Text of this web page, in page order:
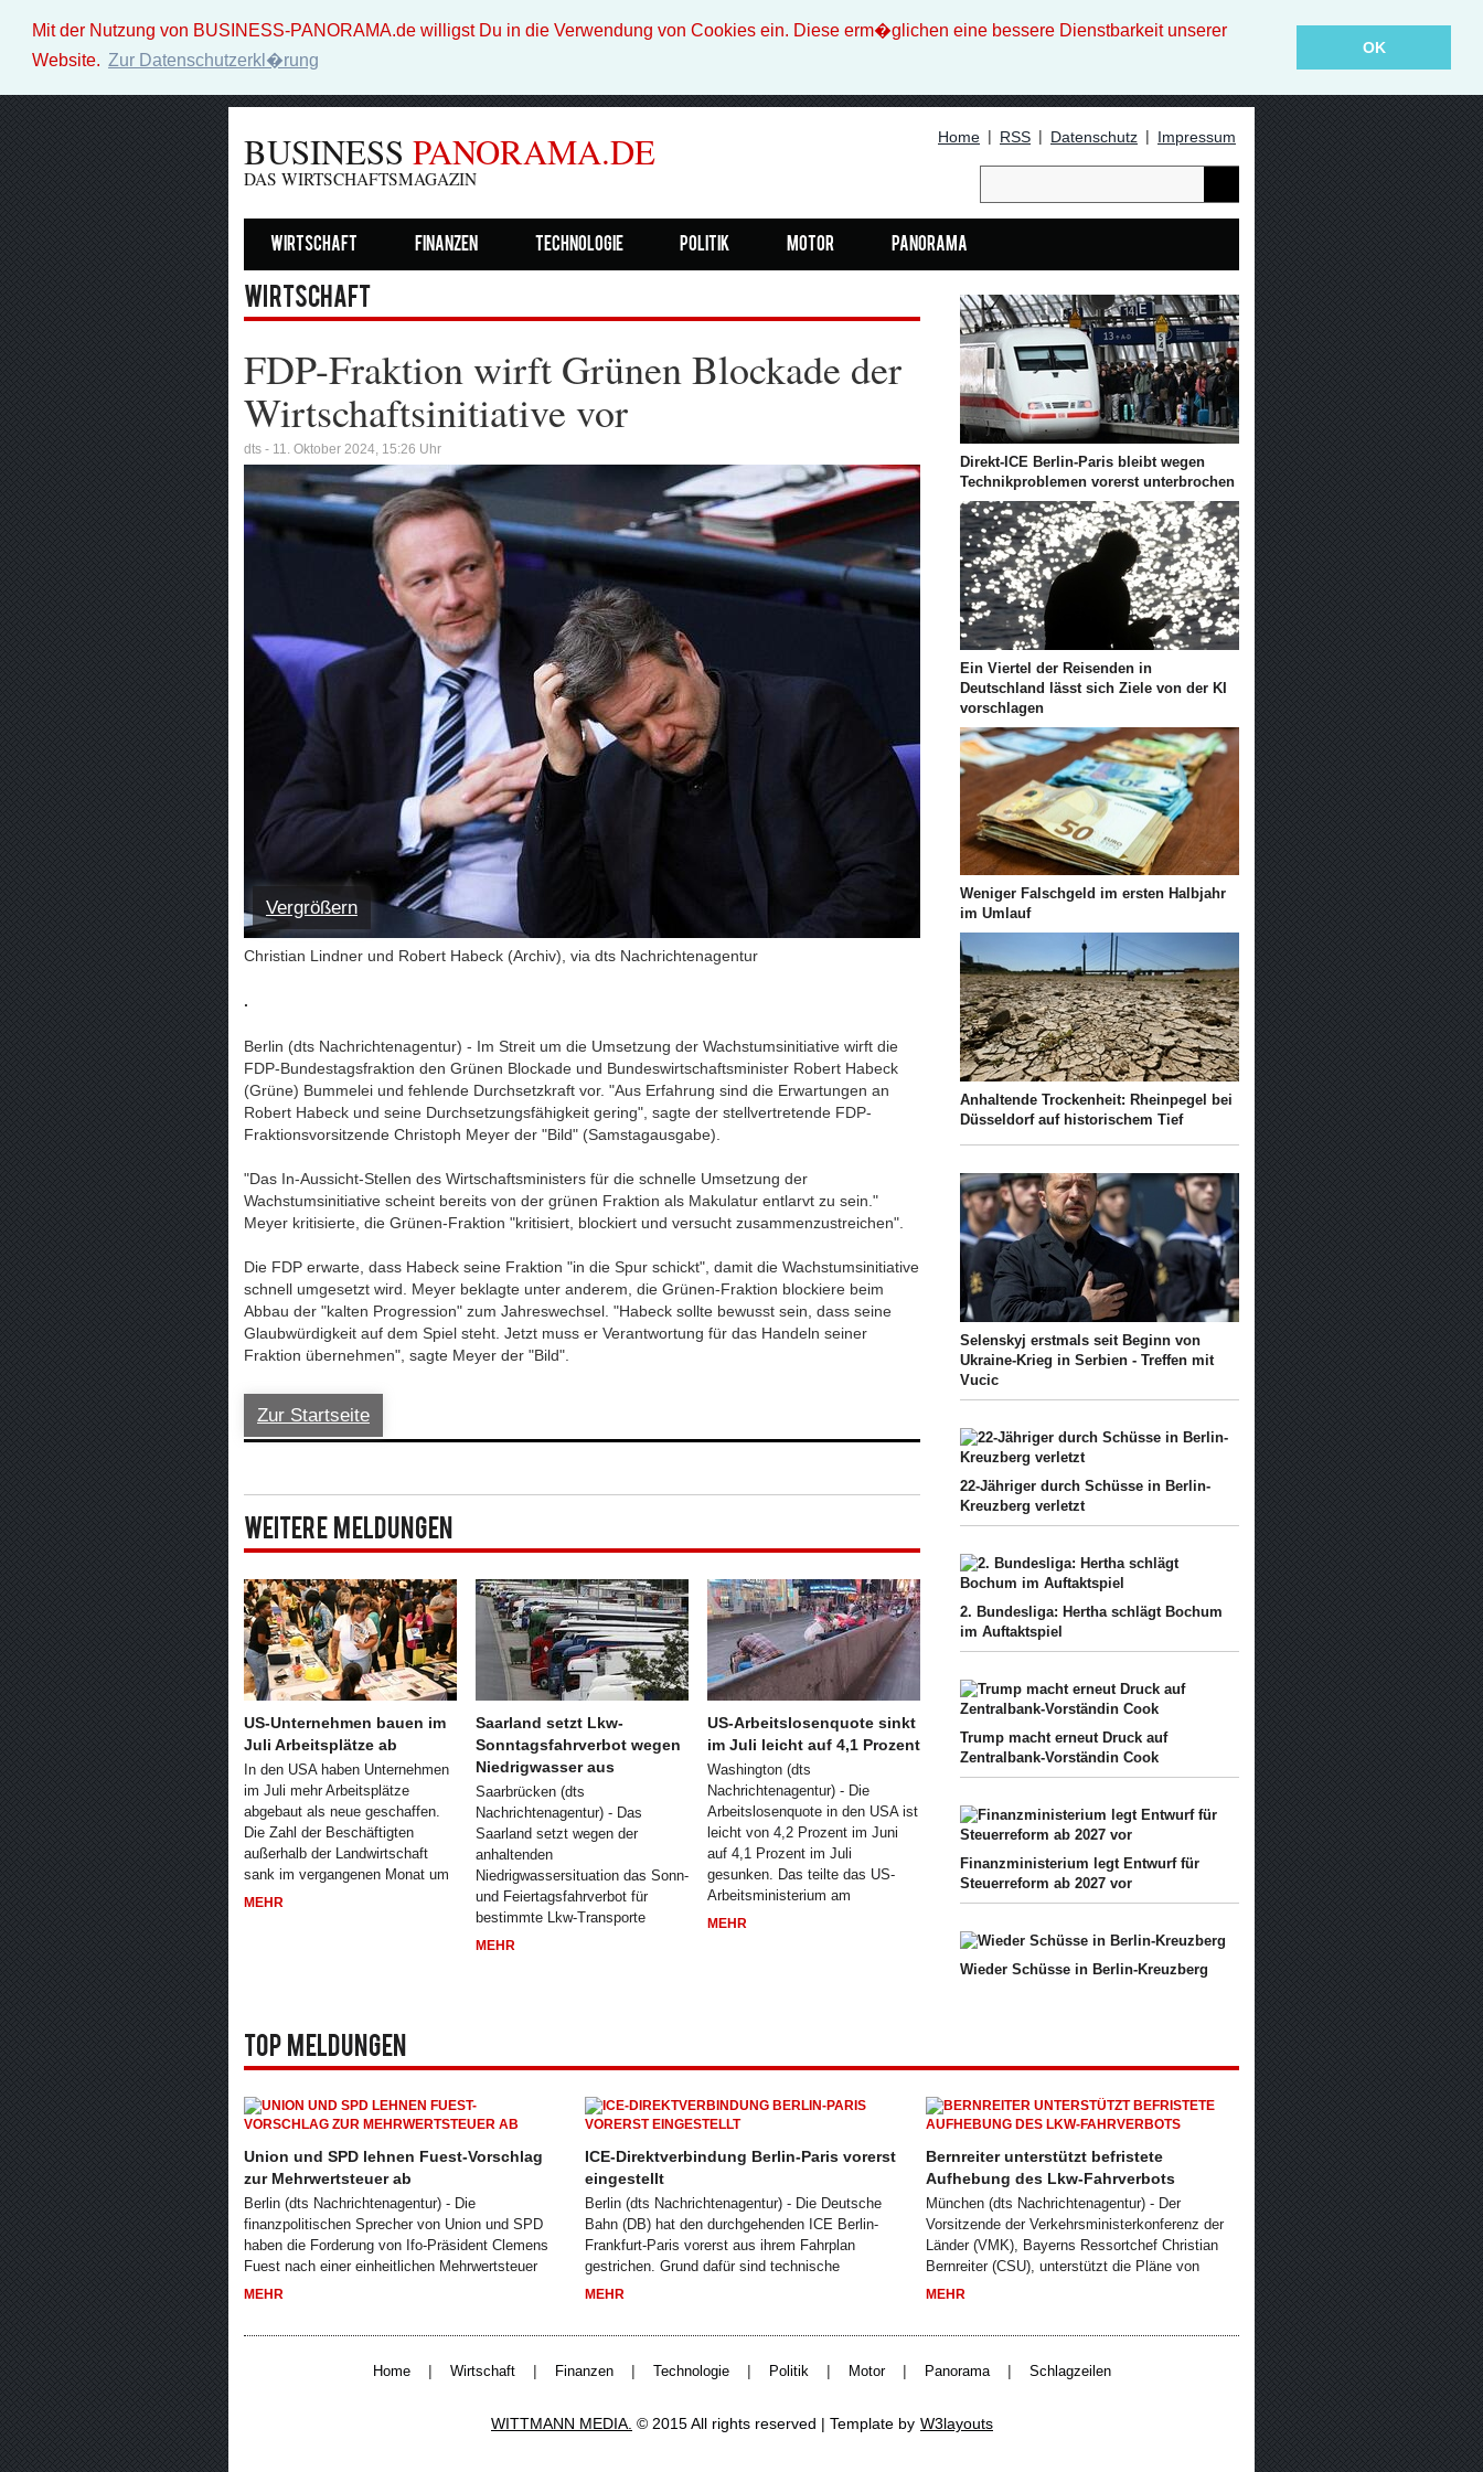
Mit der Nutzung von BUSINESS-PANORAMA.de willigst Du in die Verwendung von Cookies ein. Diese erm�glichen eine bessere Dienstbarkeit unserer
Website. Zur Datenschutzerkl�rung
OK
BUSINESS PANORAMA.DE
DAS WIRTSCHAFTSMAGAZIN
Home | RSS | Datenschutz | Impressum
Wirtschaft Finanzen Technologie Politik Motor Panorama
Wirtschaft
FDP-Fraktion wirft Grünen Blockade der
Wirtschaftsinitiative vor
dts - 11. Oktober 2024, 15:26 Uhr
Vergrößern
Christian Lindner und Robert Habeck (Archiv), via dts Nachrichtenagentur
.
Berlin (dts Nachrichtenagentur) - Im Streit um die Umsetzung der Wachstumsinitiative wirft die
FDP-Bundestagsfraktion den Grünen Blockade und Bundeswirtschaftsminister Robert Habeck
(Grüne) Bummelei und fehlende Durchsetzkraft vor. "Aus Erfahrung sind die Erwartungen an
Robert Habeck und seine Durchsetzungsfähigkeit gering", sagte der stellvertretende FDP-
Fraktionsvorsitzende Christoph Meyer der "Bild" (Samstagausgabe).
"Das In-Aussicht-Stellen des Wirtschaftsministers für die schnelle Umsetzung der
Wachstumsinitiative scheint bereits von der grünen Fraktion als Makulatur entlarvt zu sein."
Meyer kritisierte, die Grünen-Fraktion "kritisiert, blockiert und versucht zusammenzustreichen".
Die FDP erwarte, dass Habeck seine Fraktion "in die Spur schickt", damit die Wachstumsinitiative
schnell umgesetzt wird. Meyer beklagte unter anderem, die Grünen-Fraktion blockiere beim
Abbau der "kalten Progression" zum Jahreswechsel. "Habeck sollte bewusst sein, dass seine
Glaubwürdigkeit auf dem Spiel steht. Jetzt muss er Verantwortung für das Handeln seiner
Fraktion übernehmen", sagte Meyer der "Bild".
Zur Startseite
Weitere Meldungen
US-Unternehmen bauen im
Juli Arbeitsplätze ab
In den USA haben Unternehmen
im Juli mehr Arbeitsplätze
abgebaut als neue geschaffen.
Die Zahl der Beschäftigten
außerhalb der Landwirtschaft
sank im vergangenen Monat um
MEHR
Saarland setzt Lkw-
Sonntagsfahrverbot wegen
Niedrigwasser aus
Saarbrücken (dts
Nachrichtenagentur) - Das
Saarland setzt wegen der
anhaltenden
Niedrigwassersituation das Sonn-
und Feiertagsfahrverbot für
bestimmte Lkw-Transporte
MEHR
US-Arbeitslosenquote sinkt
im Juli leicht auf 4,1 Prozent
Washington (dts
Nachrichtenagentur) - Die
Arbeitslosenquote in den USA ist
leicht von 4,2 Prozent im Juni
auf 4,1 Prozent im Juli
gesunken. Das teilte das US-
Arbeitsministerium am
MEHR
Direkt-ICE Berlin-Paris bleibt wegen
Technikproblemen vorerst unterbrochen
Ein Viertel der Reisenden in
Deutschland lässt sich Ziele von der KI
vorschlagen
Weniger Falschgeld im ersten Halbjahr
im Umlauf
Anhaltende Trockenheit: Rheinpegel bei
Düsseldorf auf historischem Tief
Selenskyj erstmals seit Beginn von
Ukraine-Krieg in Serbien - Treffen mit
Vucic
22-Jähriger durch Schüsse in Berlin-
Kreuzberg verletzt
2. Bundesliga: Hertha schlägt Bochum
im Auftaktspiel
Trump macht erneut Druck auf
Zentralbank-Vorständin Cook
Finanzministerium legt Entwurf für
Steuerreform ab 2027 vor
Wieder Schüsse in Berlin-Kreuzberg
Top Meldungen
Union und SPD lehnen Fuest-Vorschlag
zur Mehrwertsteuer ab
Berlin (dts Nachrichtenagentur) - Die
finanzpolitischen Sprecher von Union und SPD
haben die Forderung von Ifo-Präsident Clemens
Fuest nach einer einheitlichen Mehrwertsteuer
MEHR
ICE-Direktverbindung Berlin-Paris vorerst
eingestellt
Berlin (dts Nachrichtenagentur) - Die Deutsche
Bahn (DB) hat den durchgehenden ICE Berlin-
Frankfurt-Paris vorerst aus ihrem Fahrplan
gestrichen. Grund dafür sind technische
MEHR
Bernreiter unterstützt befristete
Aufhebung des Lkw-Fahrverbots
München (dts Nachrichtenagentur) - Der
Vorsitzende der Verkehrsministerkonferenz der
Länder (VMK), Bayerns Ressortchef Christian
Bernreiter (CSU), unterstützt die Pläne von
MEHR
Home | Wirtschaft | Finanzen | Technologie | Politik | Motor | Panorama | Schlagzeilen
WITTMANN MEDIA. © 2015 All rights reserved | Template by W3layouts